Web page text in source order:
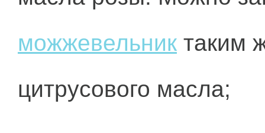
можжевельник таким
цитрусового масла;